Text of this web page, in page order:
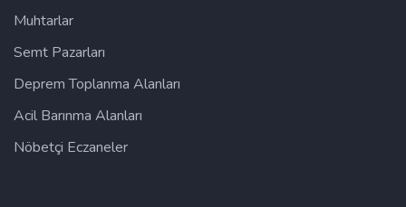
Muhtarlar
Semt Pazarları
Deprem Toplanma Alanları
Acil Barınma Alanları
Nöbetçi Eczaneler